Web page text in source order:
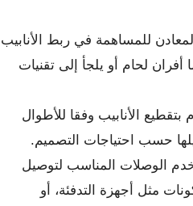
للمساهمة في ربط الأنابيب
لحام أو يلجأ إلى تقنيات
بتقطيع الأنابيب وفقا للأطوال
حسب احتياجات التصميم.
الوصلات المناسب لتوصيل
مثل أجهزة التدفئة، أو